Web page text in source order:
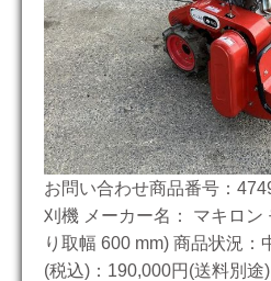
お問い合わせ商品番号：
刈機 メーカー名： マキロン
り取幅 600 mm) 商品状況：
(税込)：190,000円(送料別